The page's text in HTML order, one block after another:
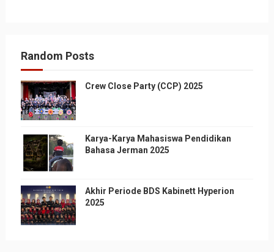
Random Posts
Crew Close Party (CCP) 2025
Karya-Karya Mahasiswa Pendidikan
Bahasa Jerman 2025
Akhir Periode BDS Kabinett Hyperion
2025